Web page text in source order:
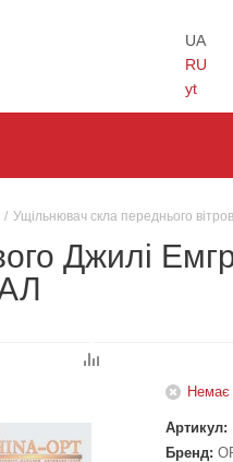
UA
RU
yt
/ Ущільнювач скла переднього
Джилі
Немає
Артикул:
Бренд: